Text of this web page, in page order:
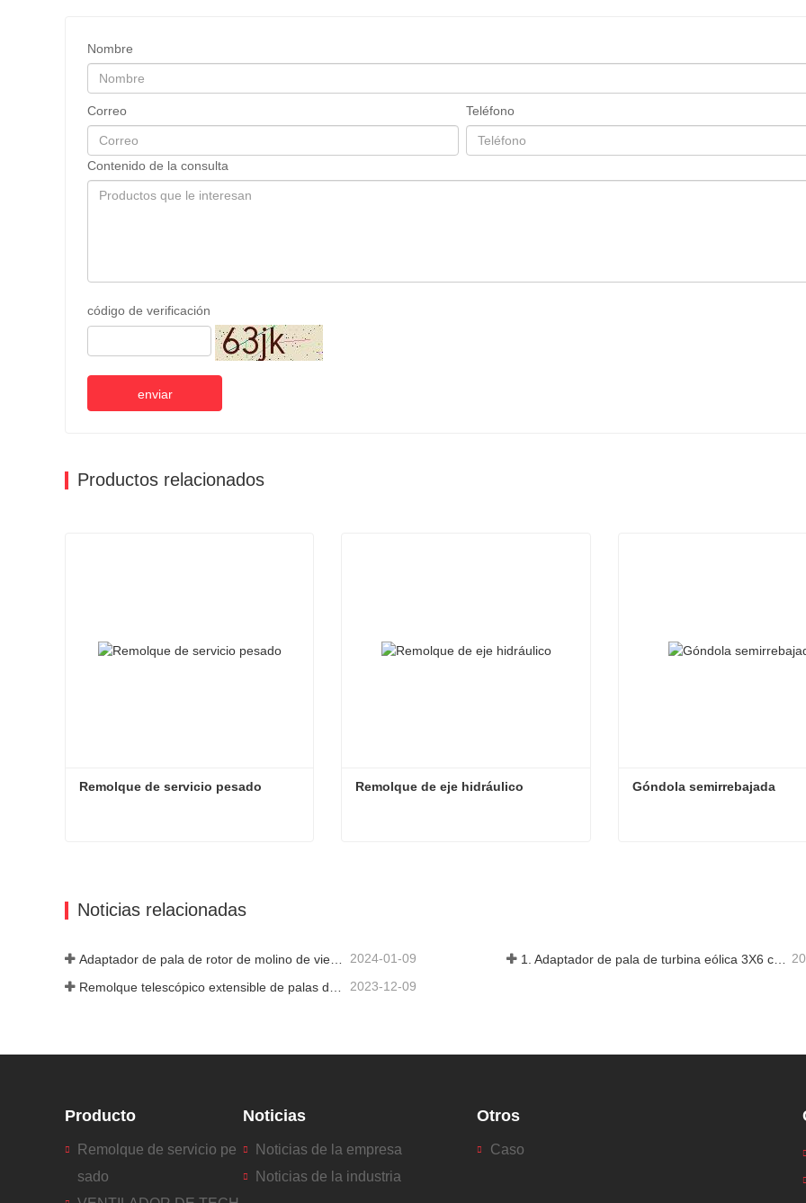
Nombre
Correo Teléfono
Contenido de la consulta
código de verificación
enviar
Productos relacionados
Remolque de servicio pesado Remolque de eje hidráulico Góndola semirrebajada
Noticias relacionadas
2024-01-09 1. Adaptador de pala de turbina eólica 3X6 con remolque modular
Remolque telescópico extensible de palas de turbina de molino de viento 2023-12-09
Producto
Remolque de servicio pe
sado
Noticias
Noticias de la empresa
Noticias de la industria
Otros
Caso